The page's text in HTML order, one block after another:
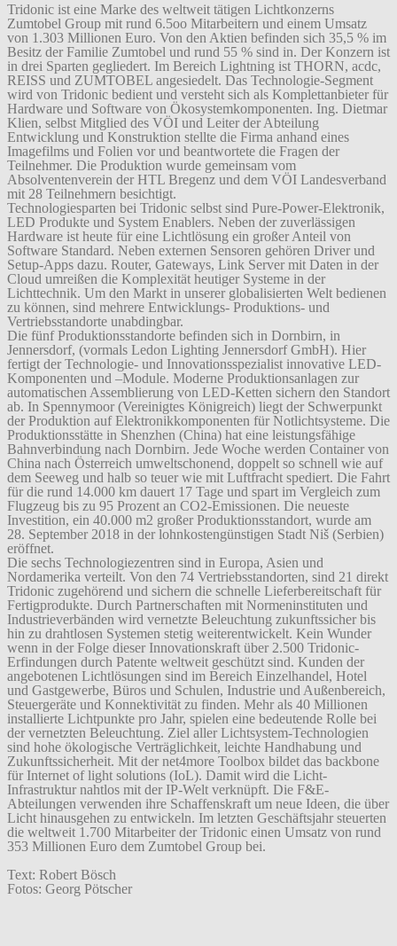
Tridonic ist eine Marke des weltweit tätigen Lichtkonzerns
Zumtobel Group mit rund 6.5oo Mitarbeitern und einem Umsatz
von 1.303 Millionen Euro. Von den Aktien befinden sich 35,5 % im
Besitz der Familie Zumtobel und rund 55 % sind in. Der Konzern ist
in drei Sparten gegliedert. Im Bereich Lightning ist THORN, acdc,
REISS und ZUMTOBEL angesiedelt. Das Technologie-Segment
wird von Tridonic bedient und versteht sich als Komplettanbieter für
Hardware und Software von Ökosystemkomponenten. Ing. Dietmar
Klien, selbst Mitglied des VÖI und Leiter der Abteilung
Entwicklung und Konstruktion stellte die Firma anhand eines
Imagefilms und Folien vor und beantwortete die Fragen der
Teilnehmer. Die Produktion wurde gemeinsam vom
Absolventenverein der HTL Bregenz und dem VÖI Landesverband
mit 28 Teilnehmern besichtigt.
Technologiesparten bei Tridonic selbst sind Pure-Power-Elektronik,
LED Produkte und System Enablers. Neben der zuverlässigen
Hardware ist heute für eine Lichtlösung ein großer Anteil von
Software Standard. Neben externen Sensoren gehören Driver und
Setup-Apps dazu. Router, Gateways, Link Server mit Daten in der
Cloud umreißen die Komplexität heutiger Systeme in der
Lichttechnik. Um den Markt in unserer globalisierten Welt bedienen
zu können, sind mehrere Entwicklungs- Produktions- und
Vertriebsstandorte unabdingbar.
Die fünf Produktionsstandorte befinden sich in Dornbirn, in
Jennersdorf, (vormals Ledon Lighting Jennersdorf GmbH). Hier
fertigt der Technologie- und Innovationsspezialist innovative LED-
Komponenten und –Module. Moderne Produktionsanlagen zur
automatischen Assemblierung von LED-Ketten sichern den Standort
ab. In Spennymoor (Vereinigtes Königreich) liegt der Schwerpunkt
der Produktion auf Elektronikkomponenten für Notlichtsysteme. Die
Produktionsstätte in Shenzhen (China) hat eine leistungsfähige
Bahnverbindung nach Dornbirn. Jede Woche werden Container von
China nach Österreich umweltschonend, doppelt so schnell wie auf
dem Seeweg und halb so teuer wie mit Luftfracht spediert. Die Fahrt
für die rund 14.000 km dauert 17 Tage und spart im Vergleich zum
Flugzeug bis zu 95 Prozent an CO2-Emissionen. Die neueste
Investition, ein 40.000 m2 großer Produktionsstandort, wurde am
28. September 2018 in der lohnkostengünstigen Stadt Niš (Serbien)
eröffnet.
Die sechs Technologiezentren sind in Europa, Asien und
Nordamerika verteilt. Von den 74 Vertriebsstandorten, sind 21 direkt
Tridonic zugehörend und sichern die schnelle Lieferbereitschaft für
Fertigprodukte. Durch Partnerschaften mit Normeninstituten und
Industrieverbänden wird vernetzte Beleuchtung zukunftssicher bis
hin zu drahtlosen Systemen stetig weiterentwickelt. Kein Wunder
wenn in der Folge dieser Innovationskraft über 2.500 Tridonic-
Erfindungen durch Patente weltweit geschützt sind. Kunden der
angebotenen Lichtlösungen sind im Bereich Einzelhandel, Hotel
und Gastgewerbe, Büros und Schulen, Industrie und Außenbereich,
Steuergeräte und Konnektivität zu finden. Mehr als 40 Millionen
installierte Lichtpunkte pro Jahr, spielen eine bedeutende Rolle bei
der vernetzten Beleuchtung. Ziel aller Lichtsystem-Technologien
sind hohe ökologische Verträglichkeit, leichte Handhabung und
Zukunftssicherheit. Mit der net4more Toolbox bildet das backbone
für Internet of light solutions (IoL). Damit wird die Licht-
Infrastruktur nahtlos mit der IP-Welt verknüpft. Die F&E-
Abteilungen verwenden ihre Schaffenskraft um neue Ideen, die über
Licht hinausgehen zu entwickeln. Im letzten Geschäftsjahr steuerten
die weltweit 1.700 Mitarbeiter der Tridonic einen Umsatz von rund
353 Millionen Euro dem Zumtobel Group bei.
Text: Robert Bösch
Fotos: Georg Pötscher